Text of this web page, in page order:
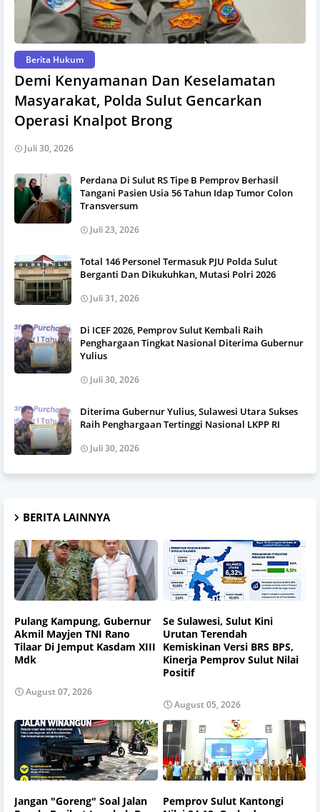
Berita Hukum
Demi Kenyamanan Dan Keselamatan
Masyarakat, Polda Sulut Gencarkan
Operasi Knalpot Brong
Juli 30, 2026
Perdana Di Sulut RS Tipe B Pemprov Berhasil
Tangani Pasien Usia 56 Tahun Idap Tumor Colon
Transversum
Juli 23, 2026
Total 146 Personel Termasuk PJU Polda Sulut
Berganti Dan Dikukuhkan, Mutasi Polri 2026
Juli 31, 2026
Di ICEF 2026, Pemprov Sulut Kembali Raih
Penghargaan Tingkat Nasional Diterima Gubernur
Yulius
Juli 30, 2026
Diterima Gubernur Yulius, Sulawesi Utara Sukses
Raih Penghargaan Tertinggi Nasional LKPP RI
Juli 30, 2026
BERITA LAINNYA
Pulang Kampung, Gubernur
Akmil Mayjen TNI Rano
Tilaar Di Jemput Kasdam XIII
Mdk
August 07, 2026
Se Sulawesi, Sulut Kini
Urutan Terendah
Kemiskinan Versi BRS BPS,
Kinerja Pemprov Sulut Nilai
Positif
August 05, 2026
Jangan "Goreng" Soal Jalan
Pemprov Sulut Kantongi